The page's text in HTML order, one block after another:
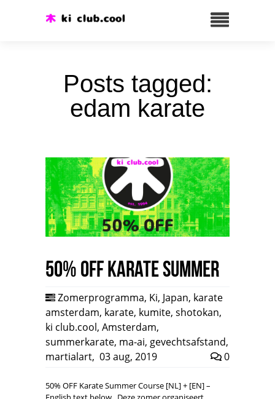
Posts tagged:
edam karate
50% OFF Karate Summer
Zomerprogramma, Ki, Japan, karate
amsterdam, karate, kumite, shotokan,
ki club.cool, Amsterdam,
summerkarate, ma-ai, gevechtsafstand,
martialart, 03 aug, 2019 0
50% OFF Karate Summer Course [NL] + [EN] –